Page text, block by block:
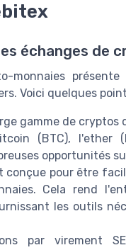
échanges de
monnaies présente
Voici quelques
gamme de cryptos
(BTC), l'ether
opportunités
conçue pour être
Cela rend
les outils
par virement